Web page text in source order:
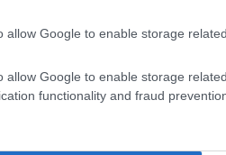
allow Google to enable storage
allow Google to enable storage
functionality and fraud